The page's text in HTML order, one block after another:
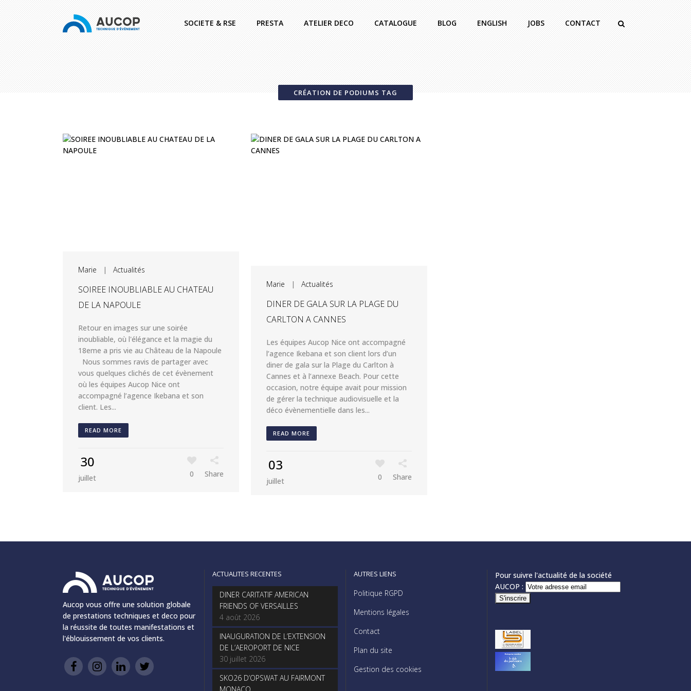
SOCIETE & RSE PRESTA ATELIER DECO CATALOGUE BLOG ENGLISH JOBS CONTACT
CRÉATION DE PODIUMS TAG
Marie | Actualités
SOIREE INOUBLIABLE AU CHATEAU
DE LA NAPOULE
Retour en images sur une soirée
inoubliable, où l'élégance et la magie du
18eme a pris vie au Château de la Napoule
Nous sommes ravis de partager avec
vous quelques clichés de cet évènement
où les équipes Aucop Nice ont
accompagné l’agence Ikebana et son
client. Les...
READ MORE
30
juillet 0 Share
Marie | Actualités
DINER DE GALA SUR LA PLAGE DU
CARLTON A CANNES
Les équipes Aucop Nice ont accompagné
l’agence Ikebana et son client lors d’un
diner de gala sur la Plage du Carlton à
Cannes et à l’annexe Beach. Pour cette
occasion, notre équipe avait pour mission
de gérer la technique audiovisuelle et la
déco évènementielle dans les...
READ MORE
03
juillet 0 Share
Aucop vous offre une solution globale
de prestations techniques et deco pour
la réussite de toutes manifestations et
l'éblouissement de vos clients.
ACTUALITES RECENTES
DINER CARITATIF AMERICAN
FRIENDS OF VERSAILLES
4 août 2026
INAUGURATION DE L’EXTENSION
DE L’AEROPORT DE NICE
30 juillet 2026
SKO26 D’OPSWAT AU FAIRMONT
AUTRES LIENS
Politique RGPD
Mentions légales
Contact
Plan du site
Gestion des cookies
Pour suivre l'actualité de la société
AUCOP :